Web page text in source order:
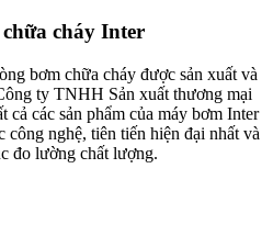
cháy Inter
bơm chữa cháy được sản xuất và
ty TNHH Sản xuất thương mại
các sản phẩm của máy bơm Inter
công nghệ, tiên tiến hiện đại nhất và
đo lường chất lượng.